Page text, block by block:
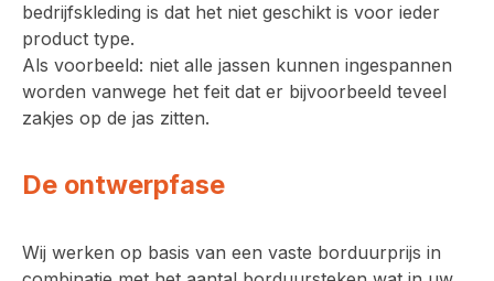
bedrijfskleding is dat het niet geschikt is voor ieder
product type.
Als voorbeeld: niet alle jassen kunnen ingespannen
worden vanwege het feit dat er bijvoorbeeld teveel
zakjes op de jas zitten.
De ontwerpfase
Wij werken op basis van een vaste borduurprijs in